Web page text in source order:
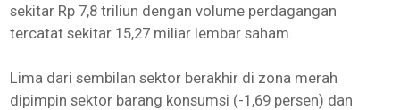
sekitar Rp 7,8 triliun dengan volume perdagangan
tercatat sekitar 15,27 miliar lembar saham.
Lima dari sembilan sektor berakhir di zona merah
dipimpin sektor barang konsumsi (-1,69 persen) dan